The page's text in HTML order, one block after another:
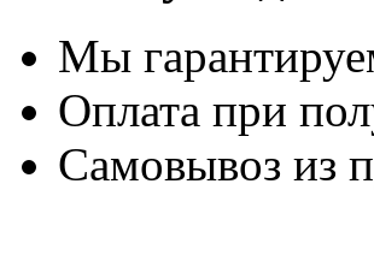
Мы
Оплата при
Самовывоз из